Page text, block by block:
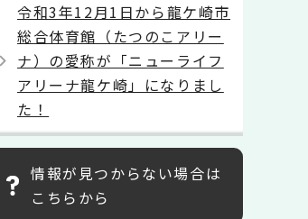
令和3年12月1日から龍ケ崎市
総合体育館（たつのこアリー
ナ）の愛称が「ニューライフ
アリーナ龍ケ崎」になりまし
た！
情報が見つからない場合は
こちらから